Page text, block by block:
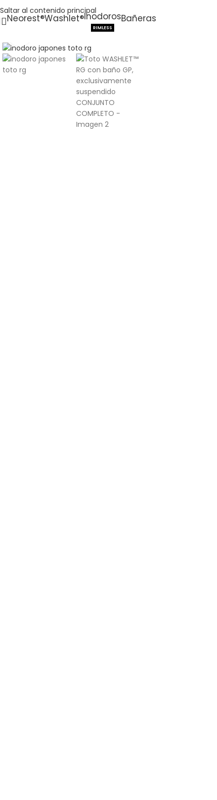
Saltar al contenido principal
Neorest®Washlet®Inodoros
RIMLESS
Bañeras
Haga clic para ampliar